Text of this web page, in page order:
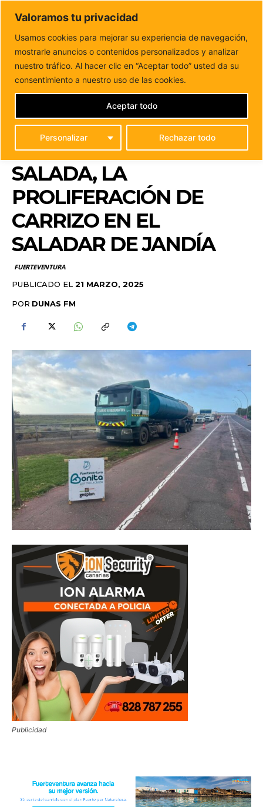
Valoramos tu privacidad
Usamos cookies para mejorar su experiencia de navegación,
mostrarle anuncios o contenidos personalizados y analizar
nuestro tráfico. Al hacer clic en “Aceptar todo” usted da su
consentimiento a nuestro uso de las cookies.
Personalizar Rechazar todo
Aceptar todo
DUNAS FM
Tu informacion de forma cercana
Inicio FUERTEVENTURA
Comienza la prueba piloto para
controlar, mediante asfixia por agua salada, la...
COMIENZA LA PRUEBA
PILOTO PARA
CONTROLAR, MEDIANTE
ASFIXIA POR AGUA
SALADA, LA
PROLIFERACIÓN DE
CARRIZO EN EL
SALADAR DE JANDÍA
FUERTEVENTURA
PUBLICADO EL 21 MARZO, 2025
POR DUNAS FM
Publicidad